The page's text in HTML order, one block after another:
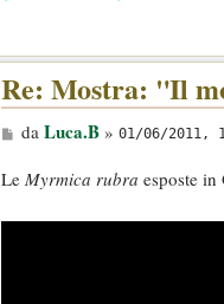
Re: Mostra: "Il
M
s
da Luca.B» 01/06/2011,
Le Myrmica rubra esposte in